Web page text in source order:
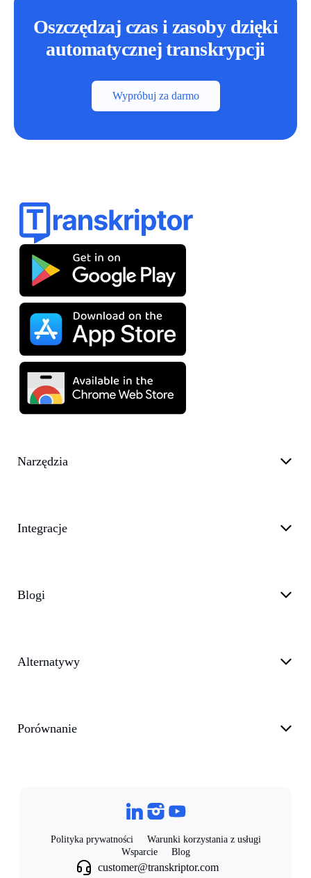
Oszczędzaj czas i zasoby dzięki
automatycznej transkrypcji
Wypróbuj za darmo
Narzędzia
Integracje
Blogi
Alternatywy
Porównanie
Polityka prywatności
Warunki korzystania z usługi
Wsparcie
Blog
customer@transkriptor.com